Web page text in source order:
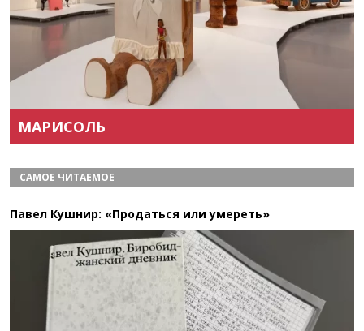
МАРИСОЛЬ
САМОЕ ЧИТАЕМОЕ
Павел Кушнир: «Продаться или умереть»